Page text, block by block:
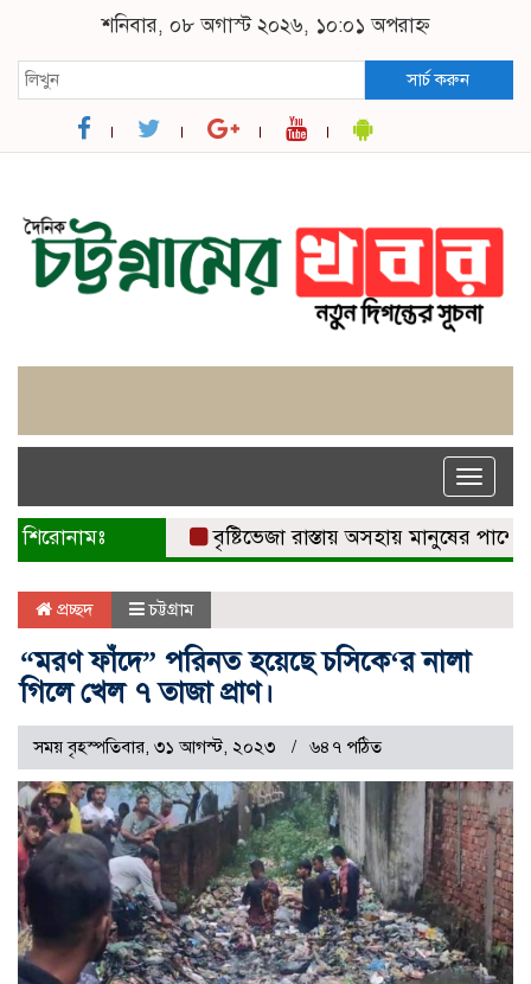
শনিবার, ০৮ অগাস্ট ২০২৬, ১০:০১ অপরাহ্ন
সার্চ করুন
Toggle
শিরোনামঃ বৃষ্টিভেজা রাস্তায় অসহায় মানুষের পাশে
প্রচ্ছদ চট্টগ্রাম
“মরণ ফাঁদে” পরিনত হয়েছে চসিকে‘র নালা
গিলে খেল ৭ তাজা প্রাণ।
সময় বৃহস্পতিবার, ৩১ আগস্ট, ২০২৩ ৬৪৭ পঠিত